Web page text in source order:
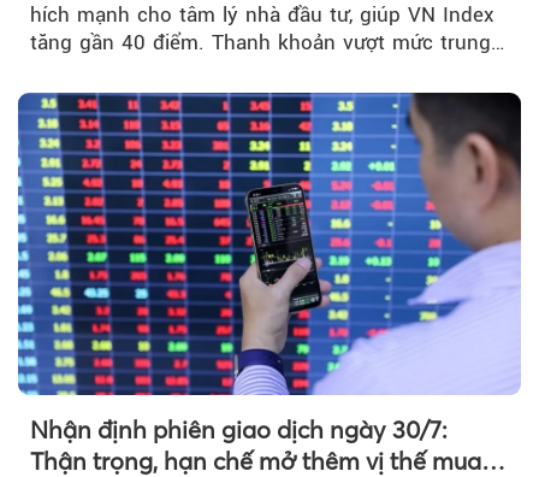
hích mạnh cho tâm lý nhà đầu tư, giúp VN Index
tăng gần 40 điểm. Thanh khoản vượt mức trung
Nhận định phiên giao dịch ngày 30/7:
Thận trọng, hạn chế mở thêm vị thế mua